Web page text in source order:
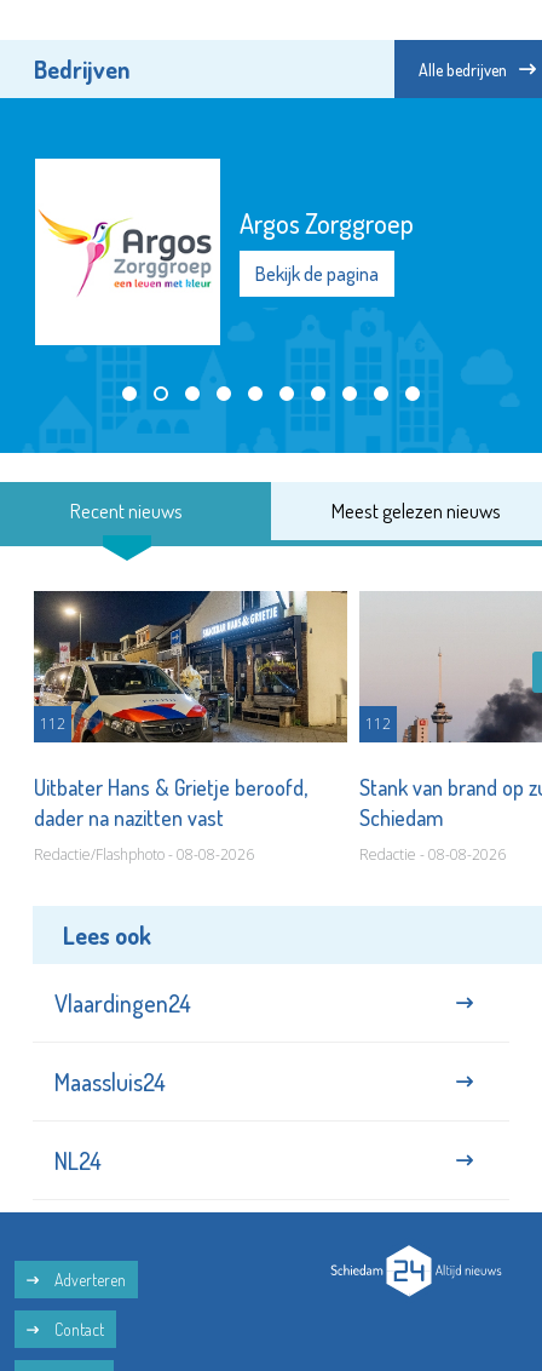
Bedrijven Alle bedrijven
Zwembad Groenoord
Bekijk de pagina
Recent nieuws Meest gelezen nieuws
112
Uitbater Hans & Grietje beroofd,
dader na nazitten vast
Redactie/Flashphoto - 08-08-2026
112
Stank van brand op
Schiedam
Redactie - 08-08-2026
Lees ook
Vlaardingen24
Maassluis24
NL24
Adverteren
Contact